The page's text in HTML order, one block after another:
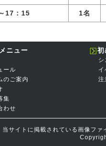
17：15 1名
ニュー
ール
のご案内
集
わせ
初
シ
イ
注
当サイトに掲載されている画像ファ